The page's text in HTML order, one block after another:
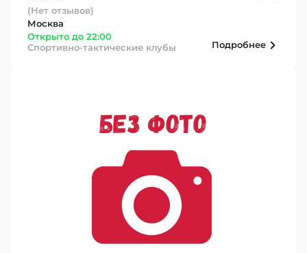
(Нет отзывов)
Москва
Открыто до 22:00
Спортивно-тактические клубы
Подробнее